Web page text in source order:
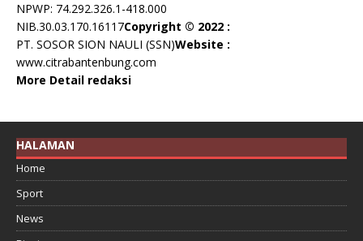
NPWP: 74.292.326.1-418.000
NIB.30.03.170.16117Copyright © 2022 :
PT. SOSOR SION NAULI (SSN)Website :
www.citrabantenbung.com
More Detail redaksi
HALAMAN
Home
Sport
News